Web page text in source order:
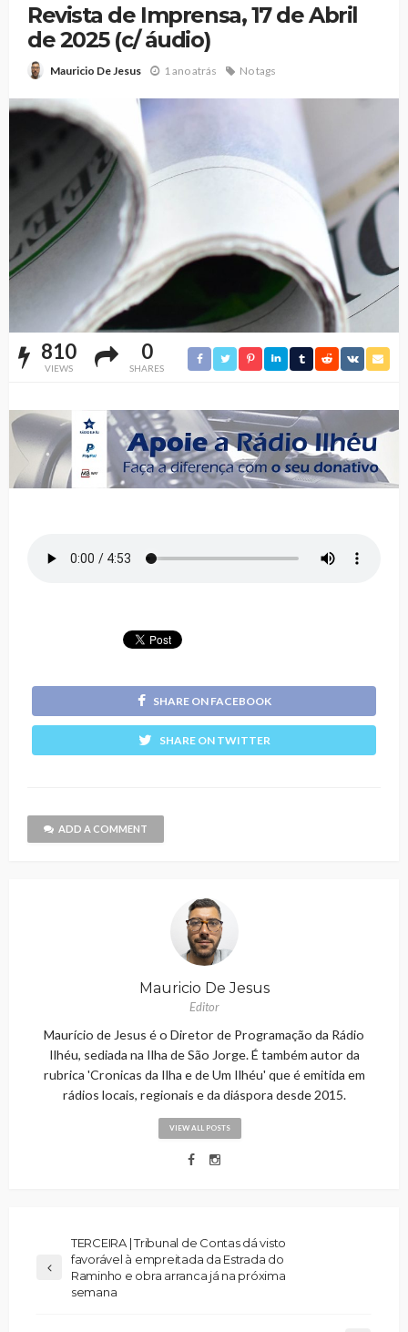
Revista de Imprensa, 17 de Abril
de 2025 (c/ áudio)
Mauricio De Jesus 1 ano atrás No tags
810
VIEWS
0
SHARES
SHARE ON FACEBOOK
SHARE ON TWITTER
ADD A COMMENT
Mauricio De Jesus
Editor
Maurício de Jesus é o Diretor de Programação da Rádio
Ilhéu, sediada na Ilha de São Jorge. É também autor da
rubrica 'Cronicas da Ilha e de Um Ilhéu' que é emitida em
rádios locais, regionais e da diáspora desde 2015.
VIEW ALL POSTS
TERCEIRA | Tribunal de Contas dá visto
favorável à empreitada da Estrada do
Raminho e obra arranca já na próxima
semana